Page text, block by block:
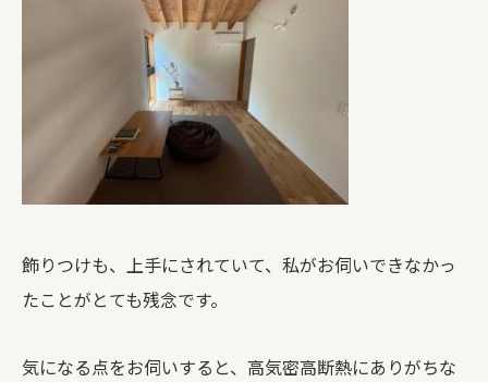
飾りつけも、上手にされていて、私がお伺いできなかっ
たことがとても残念です。
気になる点をお伺いすると、高気密高断熱にありがちな